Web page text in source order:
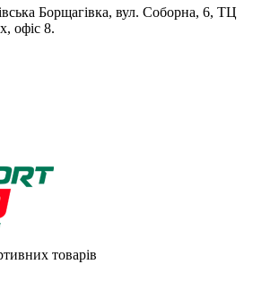
Борщагівка, вул. Соборна, 6, ТЦ
офіс 8.
товарів